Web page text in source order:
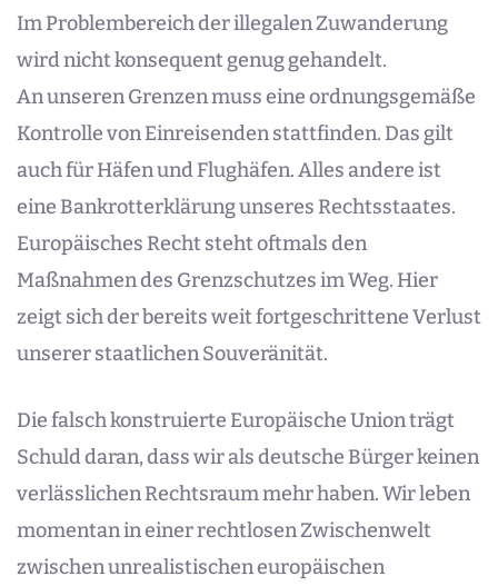
Im Problembereich der illegalen Zuwanderung
wird nicht konsequent genug gehandelt.
An unseren Grenzen muss eine ordnungsgemäße
Kontrolle von Einreisenden stattfinden. Das gilt
auch für Häfen und Flughäfen. Alles andere ist
eine Bankrotterklärung unseres Rechtsstaates.
Europäisches Recht steht oftmals den
Maßnahmen des Grenzschutzes im Weg. Hier
zeigt sich der bereits weit fortgeschrittene Verlust
unserer staatlichen Souveränität.
Die falsch konstruierte Europäische Union trägt
Schuld daran, dass wir als deutsche Bürger keinen
verlässlichen Rechtsraum mehr haben. Wir leben
momentan in einer rechtlosen Zwischenwelt
zwischen unrealistischen europäischen